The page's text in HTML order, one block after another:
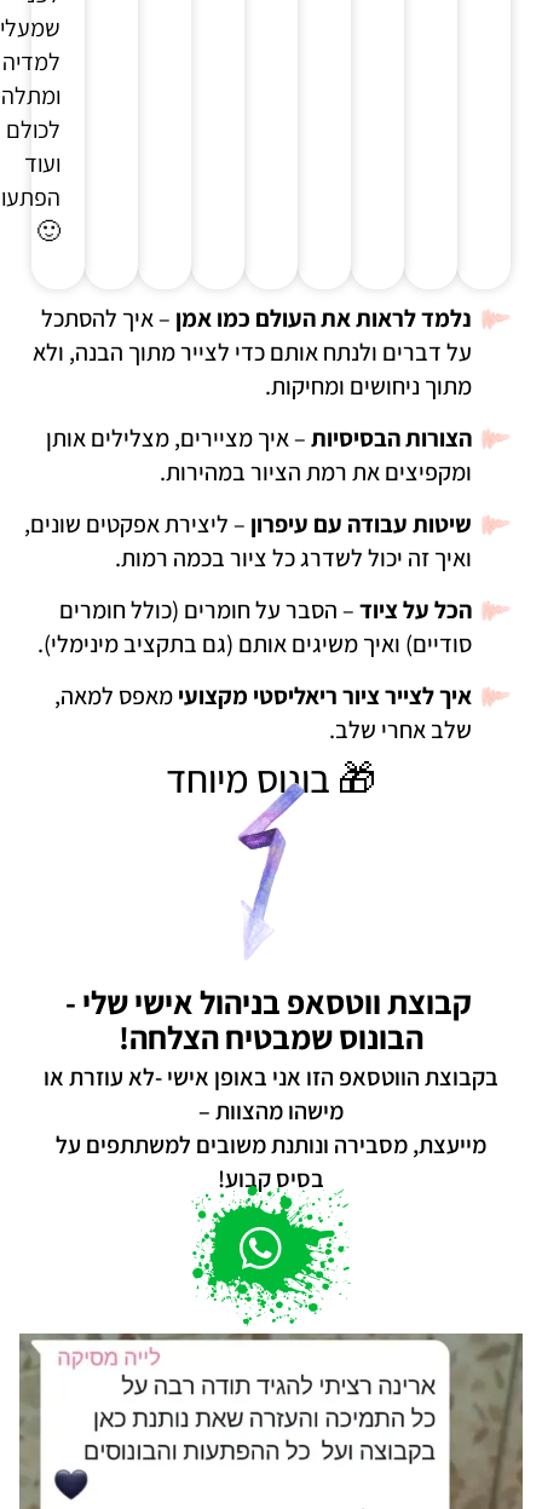
למדיה
לכולם
ועוד
🙂
נלמד לראות את העולם כמו אמן – איך להסתכל
על דברים ולנתח אותם כדי לצייר מתוך הבנה, ולא
מתוך ניחושים ומחיקות.
הצורות הבסיסיות– איך מציירים, מצלילים אותן
ומקפיצים את רמת הציור במהירות.
שיטות עבודה עם עיפרון – ליצירת אפקטים שונים,
ואיך זה יכול לשדרג כל ציור בכמה רמות.
הכל על ציוד– הסבר על חומרים (כולל חומרים
סודיים) ואיך משיגים אותם (גם בתקציב מינימלי).
איך לצייר ציור ריאליסטי מקצועימאפס למאה,
שלב אחרי שלב.
🎁 בונוס מיוחד
קבוצת ווטסאפ בניהול אישי שלי -
הבונוס שמבטיח הצלחה!
בקבוצת הווטסאפ הזו אני באופן אישי -לא עוזרת או
מישהו מהצוות –
מייעצת, מסבירה ונותנת משובים למשתתפים על
בסיס קבוע!